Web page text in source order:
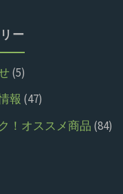
ー
(5)
報 (47)
！オススメ商品 (84)